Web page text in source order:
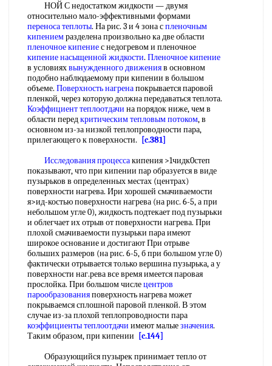
НОЙ С недостатком жидкости — двумя
относительно мало-эффективными формами
переноса теплоты. На рис. 3 и 4 зона спленочным
кипениемразделена произвольно ка две области
пленочное кипениес недогревом и пленочное
кипение насыщенной жидкости. Пленочное кипение
в условияхвынужденного движенияв основном
подобно наблюдаемому при кипении в большом
объеме. Поверхность нагренапокрывается паровой
пленкой, через которую должна передаваться теплота.
Коэффициент теплоотдачи на порядок ниже, чем в
области передкритическим тепловым потоком, в
основном из-за низкой теплопроводности пара,
прилегающего к поверхности.
[c.381]
Исследования процессакипения >1чидк0степ
показывают, что при кипении пар образуется в виде
пузырьков в определенных местах (центрах)
поверхности нагрева. Ири хорошей смачиваемости
я>ид-костью поверхности нагрева (на рис. 6-5, а при
небольшом угле 0), жидкость подтекает под пузырьки
и облегчает их отрыв от поверхности нагрева. При
плохой смачиваемости пузырьки пара имеют
широкое основание и достигают При отрыве
больших размеров (на рис. 6-5, б при большом угле 0)
фактически отрывается только вершина пузырька, а у
поверхности наг.рева все время имеется паровая
прослойка. При большом числецентров
парообразованияповерхность нагрева может
покрываемся сплошной паровой пленкой. В этом
случае из-за плохой теплопроводности пара
коэффициенты теплоотдачи имеют малыезначения.
Таким образом, при кипении
[c.144]
Образующийся пузырек принимает тепло от